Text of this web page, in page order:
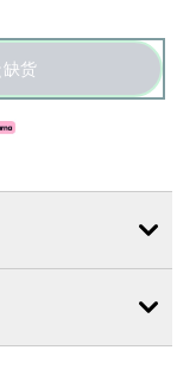
缺货